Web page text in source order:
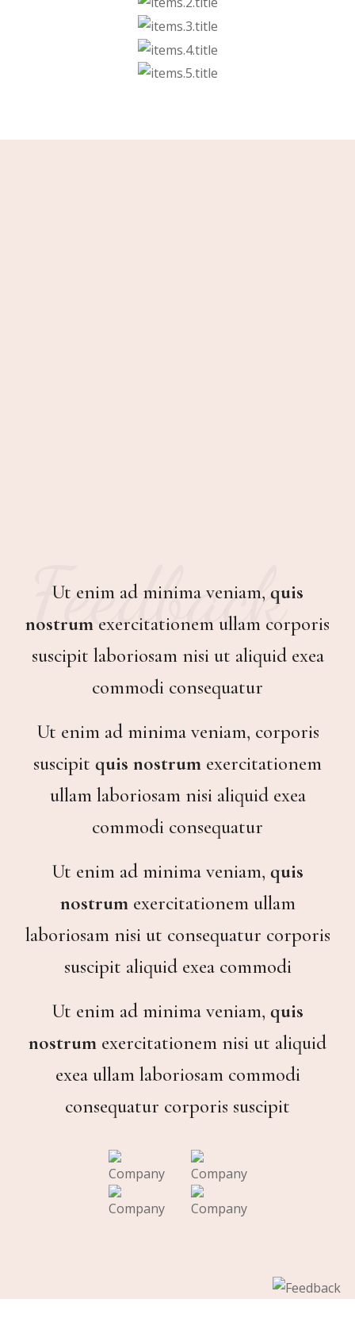
Feedback
Ut enim ad minima veniam, quis
nostrum exercitationem ullam corporis
suscipit laboriosam nisi ut aliquid exea
commodi consequatur
Ut enim ad minima veniam, corporis
suscipit quis nostrum exercitationem
ullam laboriosam nisi aliquid exea
commodi consequatur
Ut enim ad minima veniam, quis
nostrumexercitationem ullam
laboriosam nisi ut consequatur corporis
suscipit aliquid exea commodi
Ut enim ad minima veniam, quis
nostrum exercitationem nisi ut aliquid
exea ullam laboriosam commodi
consequatur corporis suscipit